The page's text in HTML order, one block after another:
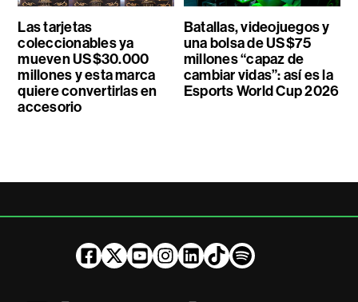
Las tarjetas
coleccionables ya
mueven US$30.000
millones y esta marca
quiere convertirlas en
accesorio
Batallas, videojuegos y
una bolsa de US$75
millones “capaz de
cambiar vidas”: así es la
Esports World Cup 2026